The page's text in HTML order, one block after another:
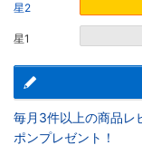
星2
星1
毎月3件以上の商品レ
ポンプレゼント！